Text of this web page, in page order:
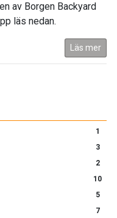
1
3
2
10
5
7
av Borgen Backyard
läs nedan.
Läs mer